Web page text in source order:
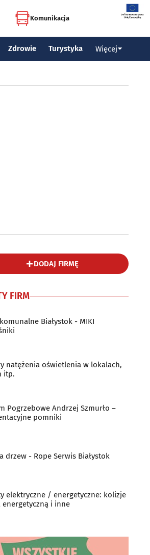
Komunikacja
Zdrowie Turystyka Więcej
DODAJ FIRMĘ
FIRM
Białystok - MIKI
natężenia oświetlenia w lokalach,
itp.
Pogrzebowe Andrzej Szmurło –
pomniki
drzew - Rope Serwis Białystok
elektryczne / energetyczne: kolizje
energetyczną i inne